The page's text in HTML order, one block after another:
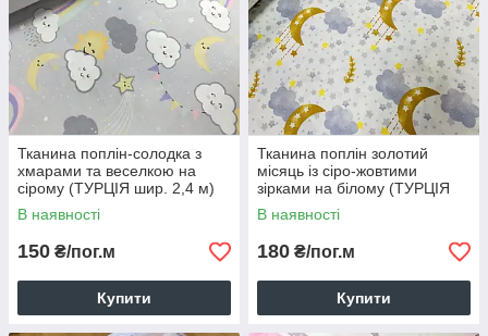
Тканина поплін-солодка з
хмарами та веселкою на
сірому (ТУРЦІЯ шир. 2,4 м)
(R-C-0484)
В наявності
150 ₴/пог.м
Купити
Тканина поплін золотий
місяць із сіро-жовтими
зірками на білому (ТУРЦІЯ
шир. 2,4 м) (R-SA-0235)
В наявності
180 ₴/пог.м
Купити